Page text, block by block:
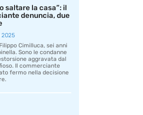
saltare la casa”: il
denuncia, due
2025
Cimilluca, sei anni
Sono le condanne
aggravata dal
Il commerciante
fermo nella decisione